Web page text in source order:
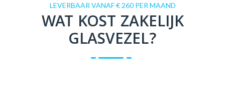
LEVERBAAR VANAF € 260 PER MAAND
WAT KOST ZAKELIJK
GLASVEZEL?